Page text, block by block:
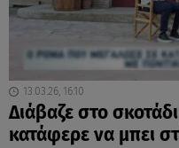
13.03.26, 16:10
Διάβαζε στο
κατάφερε να μπει